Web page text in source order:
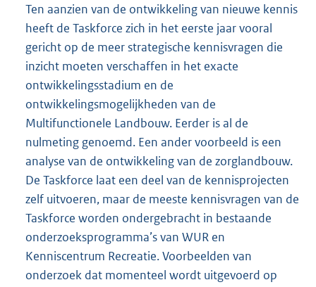
Ten aanzien van de ontwikkeling van nieuwe kennis
heeft de Taskforce zich in het eerste jaar vooral
gericht op de meer strategische kennisvragen die
inzicht moeten verschaffen in het exacte
ontwikkelingsstadium en de
ontwikkelingsmogelijkheden van de
Multifunctionele Landbouw. Eerder is al de
nulmeting genoemd. Een ander voorbeeld is een
analyse van de ontwikkeling van de zorglandbouw.
De Taskforce laat een deel van de kennisprojecten
zelf uitvoeren, maar de meeste kennisvragen van de
Taskforce worden ondergebracht in bestaande
onderzoeksprogramma’s van WUR en
Kenniscentrum Recreatie. Voorbeelden van
onderzoek dat momenteel wordt uitgevoerd op